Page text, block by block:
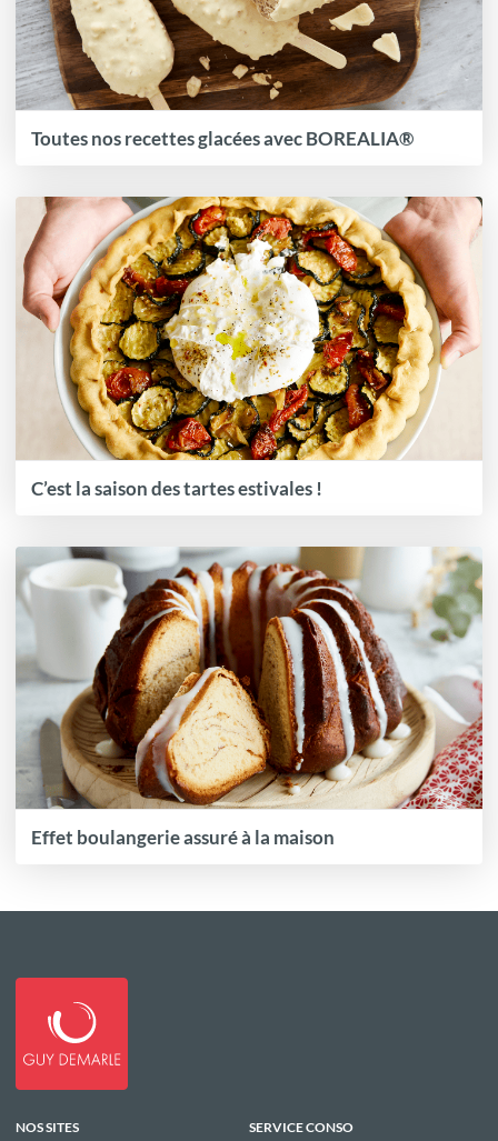
Toutes nos recettes glacées avec BOREALIA®
C’est la saison des tartes estivales !
Effet boulangerie assuré à la maison
NOS SITES SERVICE CONSO